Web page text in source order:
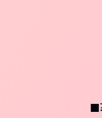
■